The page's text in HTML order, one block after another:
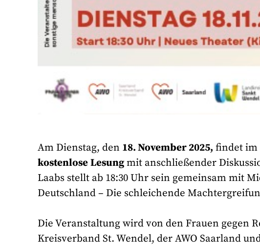
Am Dienstag, den 18. November 2025, findet im
kostenloseLesungmit anschließender
Laabs stellt ab 18:30 Uhr sein gemeinsam mit
Deutschland – Die schleichende
Die Veranstaltung wird von den Frauen gegen
Kreisverband St. Wendel, der AWO Saarland